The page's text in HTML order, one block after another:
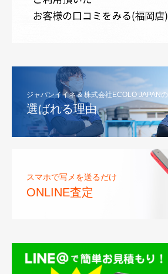
ジャパンイイネ & 株式会社ECOLO JAPANの
選ばれる理由
スマホで写メを送るだけ
ONLINE査定